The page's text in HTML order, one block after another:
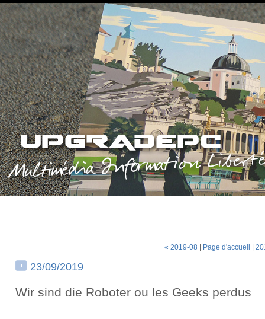
« 2019-08 Page d'accueil
23/09/2019
Wir sind die Roboter ou les Geeks perdus